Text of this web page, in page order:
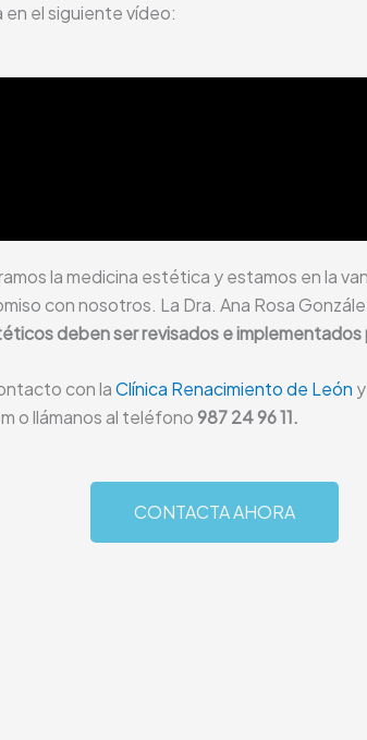
en el siguiente vídeo:
la medicina estética y estamos en la
con nosotros. La Dra. Ana Rosa
deben ser revisados e
con laClínica Renacimiento de León
o llámanos al teléfono 987 24 96 11.
CONTACTA AHORA